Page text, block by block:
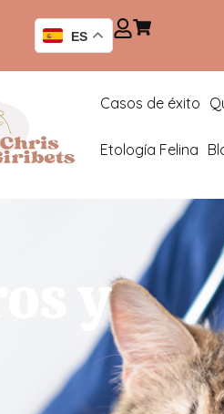
ES
Casos de éxito
Etología Felina
y